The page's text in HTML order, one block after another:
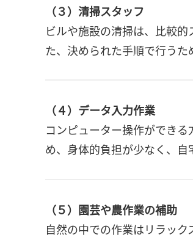
（３）清掃スタッフ
ビルや施設の清掃は、比較
た、決められた手順で行うた
（４）データ入力作業
コンピューター操作ができ
め、身体的負担が少なく、自
（５）園芸や農作業の補助
自然の中での作業はリラッ